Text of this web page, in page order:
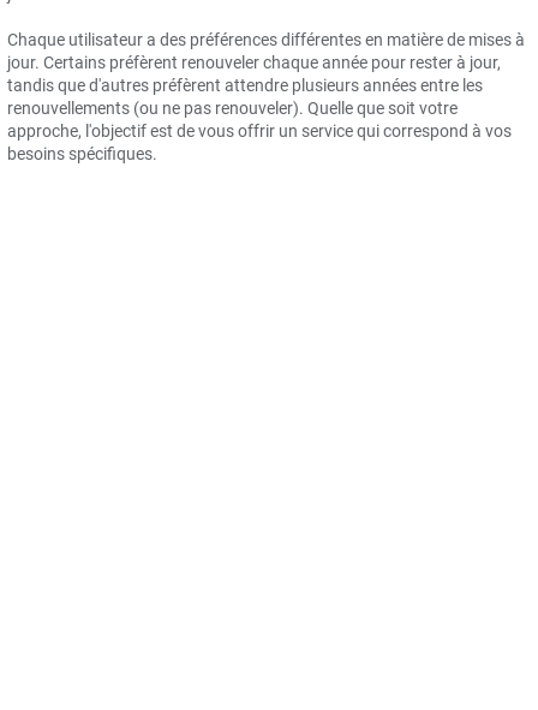
Chaque utilisateur a des préférences différentes en matière de mises à
jour. Certains préfèrent renouveler chaque année pour rester à jour,
tandis que d'autres préfèrent attendre plusieurs années entre les
renouvellements (ou ne pas renouveler). Quelle que soit votre
approche, l'objectif est de vous offrir un service qui correspond à vos
besoins spécifiques.